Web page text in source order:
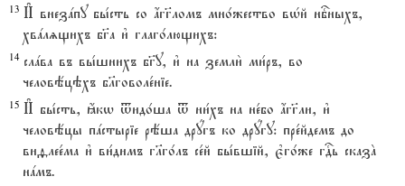
13 И# внезaпу бы1сть со ѓгг7ломъ мно1жество вHй нбcныхъ,
хвaлzщихъ бг7а и3 глаго1лющихъ:
14 слaва въ вы1шнихъ бг7у, и3 на земли2 ми1ръ, во
человёцэхъ бlговоле1ніе.
15 И# бы1сть, ћкw tидо1ша t ни1хъ на не1бо ѓгг7ли, и3
человёцы пaстыріе рёша дрyгъ ко дрyгу: пре1йдемъ до
виfлее1ма и3 ви1димъ гlго1лъ се1й бы1вшій, є3го1же гDь сказA
нaмъ.